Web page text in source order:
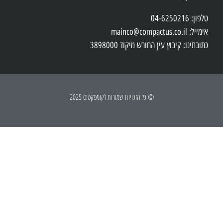
טלפון: 04-6250216
אימייל: mainco@compactus.co.il
כתובתינו: קיבוץ עין החורש מיקוד 3898000
© כל הזכויות שמורות לקומפקטוס 2025